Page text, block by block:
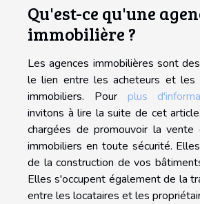
Qu'est-ce qu'une
immobilière ?
Les agences immobilières sont
le lien entre les acheteurs et les
immobiliers. Pour plus
invitons à lire la suite de cet
chargées de promouvoir la
immobiliers en toute sécurité.
de la construction de vos
Elles s'occupent également de la
entre les locataires et les